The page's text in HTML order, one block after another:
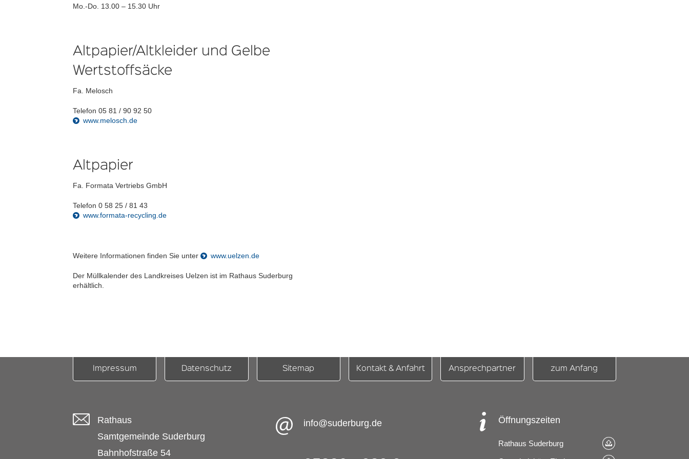
Mo.-Do. 13.00 – 15.30 Uhr
Altpapier/Altkleider und Gelbe
Wertstoffsäcke
Fa. Melosch
Telefon 05 81 / 90 92 50
www.melosch.de
Altpapier
Fa. Formata Vertriebs GmbH
Telefon 0 58 25 / 81 43
www.formata-recycling.de
Weitere Informationen finden Sie unter www.uelzen.de
Der Müllkalender des Landkreises Uelzen ist im Rathaus Suderburg
erhältlich.
Impressum Datenschutz Sitemap Kontakt & Anfahrt Ansprechpartner zum Anfang
Rathaus
Samtgemeinde Suderburg
Bahnhofstraße 54
info@suderburg.de Öffnungszeiten
Rathaus Suderburg